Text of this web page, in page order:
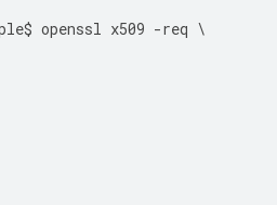
$ openssl x509 -req \